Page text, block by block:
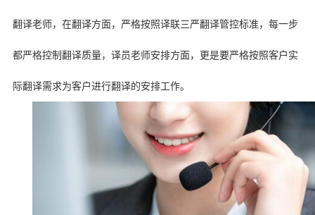
翻译老师，在翻译方面，严格按照译联三严翻译管控标准，每一步
都严格控制翻译质量，译员老师安排方面，更是要严格按照客户实
际翻译需求为客户进行翻译的安排工作。